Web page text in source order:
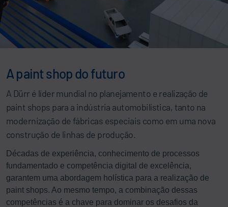
A paint shop do futuro
A Dürr é líder mundial no planejamento e realização de
paint shops para a indústria automobilística, tanto na
modernização de fábricas especiais como em uma nova
construção de linhas de produção.
Décadas de experiência, conhecimento de processos
fundamentado e competência digital de excelência,
garantem uma abordagem holística para a realização de
paint shops. Ao mesmo tempo, a combinação dessas
competências é a chave para dominar os desafios da